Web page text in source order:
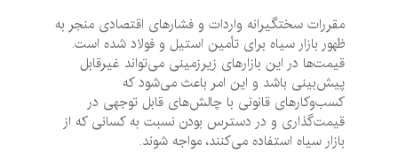
مقررات سختگیرانه واردات و فشارهای اقتصادی منجر به
ظهور بازار سیاه برای تأمین استیل و فولاد شده است.
قیمت‌ها در این بازارهای زیرزمینی می‌تواند غیرقابل
پیش‌بینی باشد و این امر باعث می‌شود که
کسب‌وکارهای قانونی با چالش‌های قابل توجهی در
قیمت‌گذاری و در دسترس بودن نسبت به کسانی که از
بازار سیاه استفاده می‌کنند، مواجه شوند.